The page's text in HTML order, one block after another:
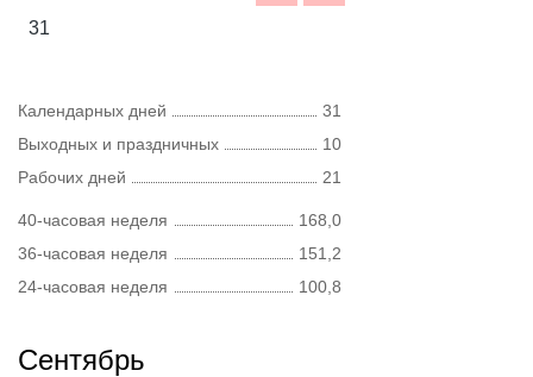
31
Календарных дней
31
Выходных и праздничных
10
Рабочих дней
21
40-часовая неделя
168,0
36-часовая неделя
151,2
24-часовая неделя
100,8
Сентябрь